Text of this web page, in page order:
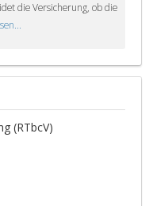
die Versicherung, ob die
(RTbcV)